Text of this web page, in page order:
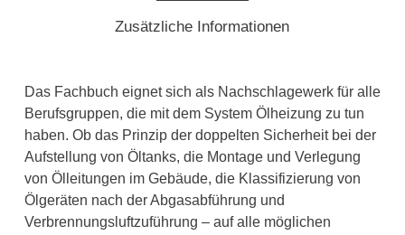
Zusätzliche Informationen
Das Fachbuch eignet sich als Nachschlagewerk für alle
Berufsgruppen, die mit dem System Ölheizung zu tun
haben. Ob das Prinzip der doppelten Sicherheit bei der
Aufstellung von Öltanks, die Montage und Verlegung
von Ölleitungen im Gebäude, die Klassifizierung von
Ölgeräten nach der Abgasabführung und
Verbrennungsluftzuführung – auf alle möglichen